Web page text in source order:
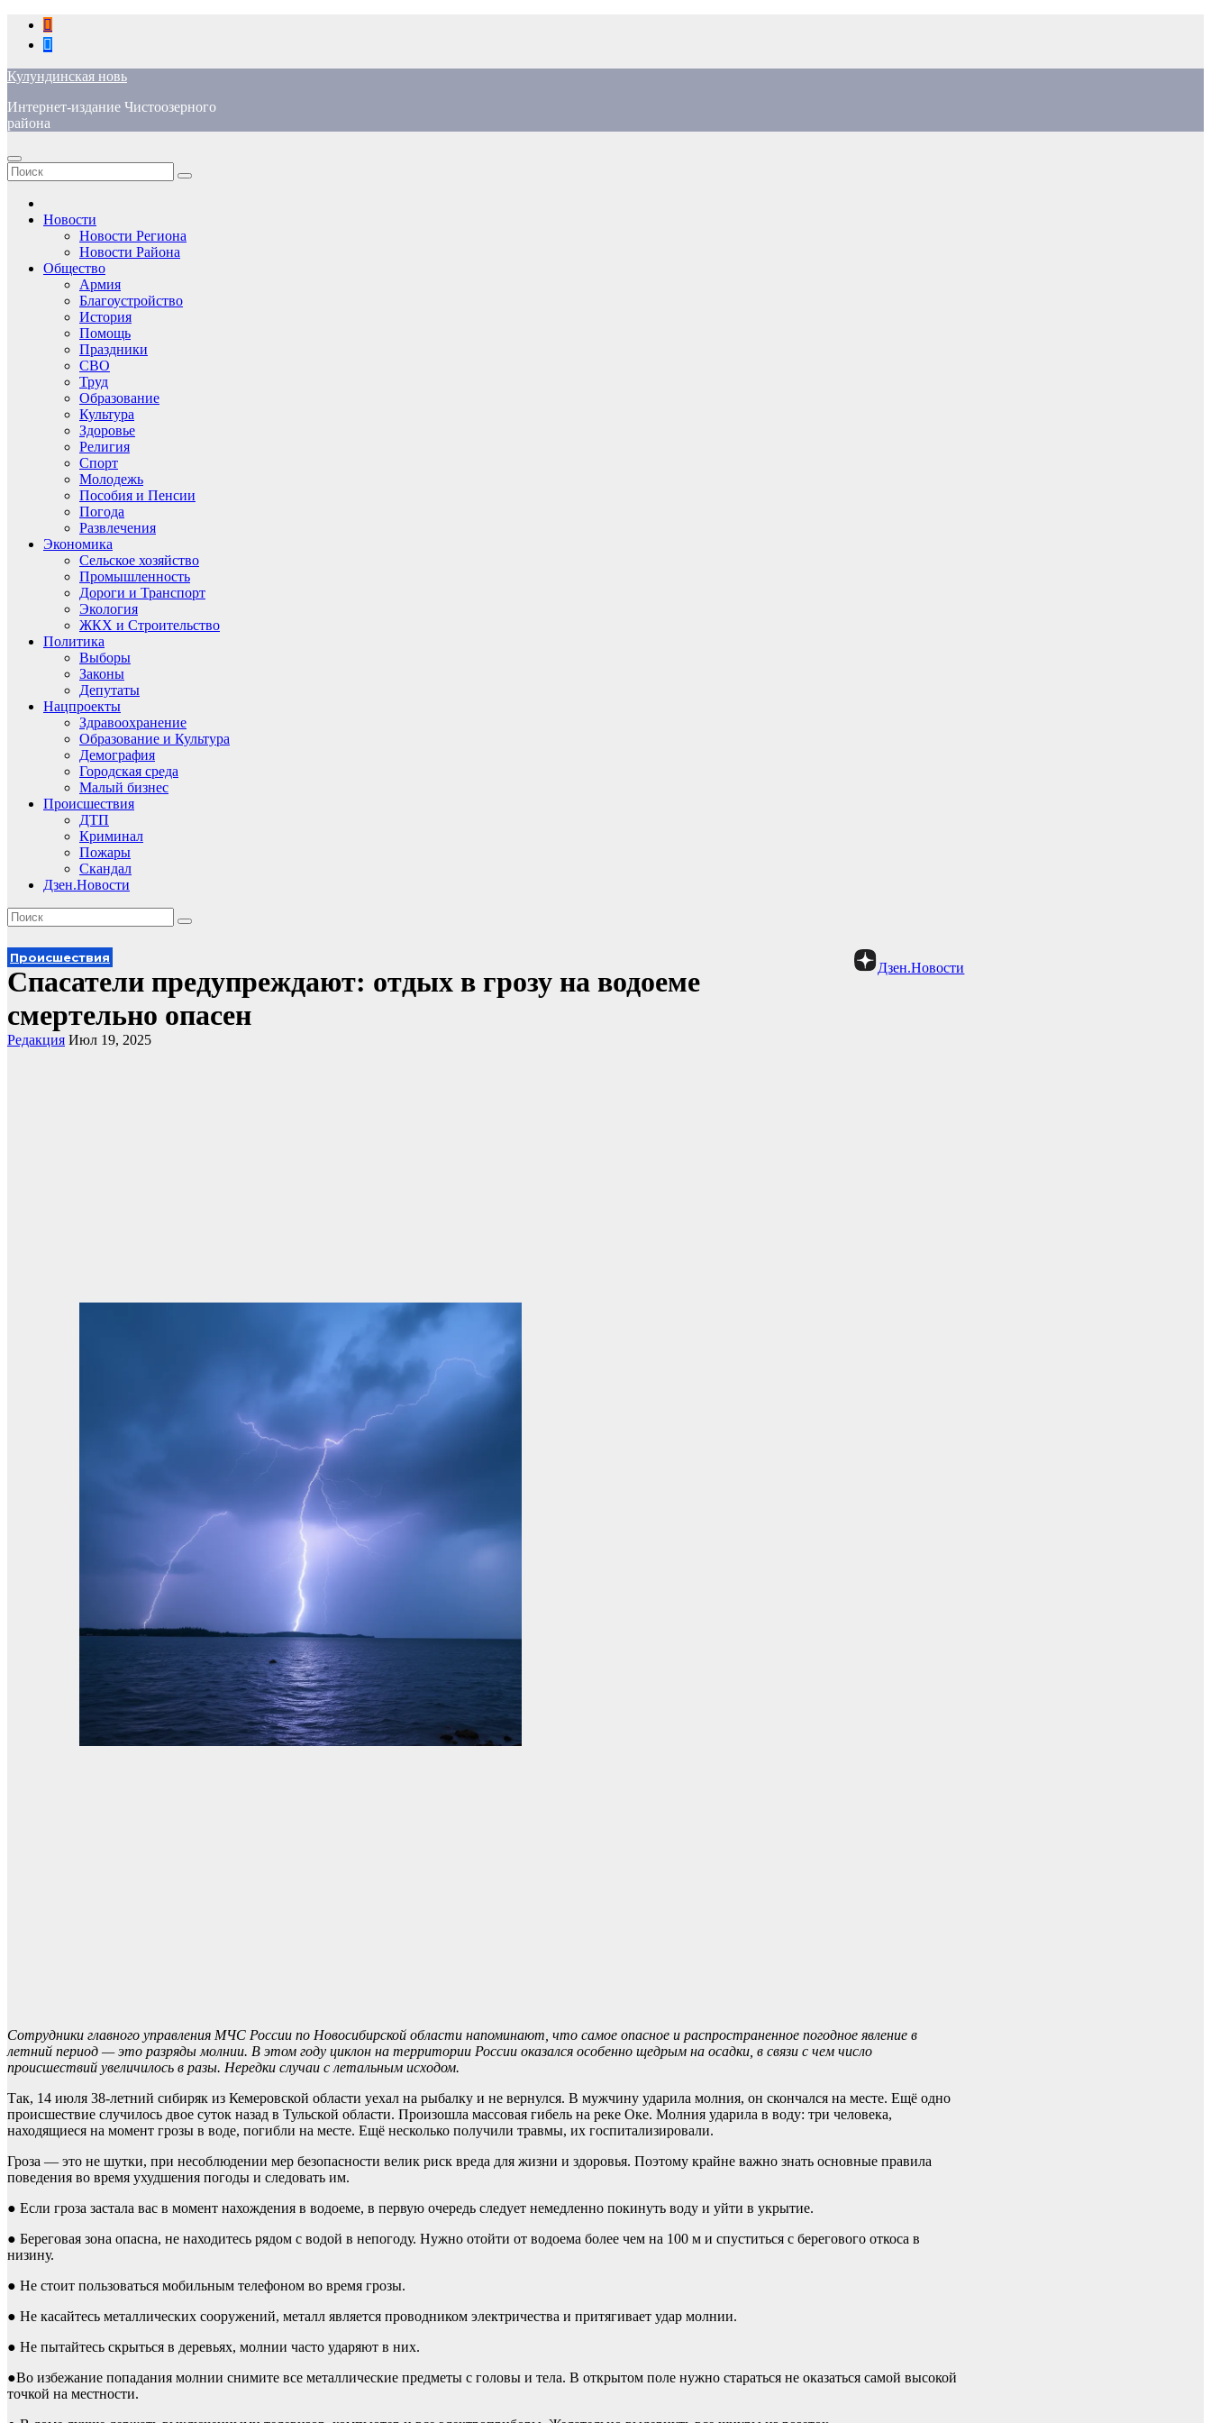
Перейти
содержимому
Кулундинская новь
Интернет-издание Чистоозерного
района
Новости
Новости Региона
Новости Района
Общество
Армия
Благоустройство
История
Помощь
Праздники
СВО
Труд
Образование
Культура
Здоровье
Религия
Спорт
Молодежь
Пособия и Пенсии
Погода
Развлечения
Экономика
Сельское хозяйство
Промышленность
Дороги и Транспорт
Экология
ЖКХ и Строительство
Политика
Выборы
Законы
Депутаты
Нацпроекты
Здравоохранение
Образование и Культура
Демография
Городская среда
Малый бизнес
Происшествия
ДТП
Криминал
Пожары
Скандал
Дзен.Новости
Дзен.Новости
Происшествия
Спасатели предупреждают: отдых в грозу на водоеме
смертельно опасен
Редакция Июл 19, 2025
Сотрудники главного управления МЧС России по Новосибирской области напоминают, что самое опасное и распространенное погодное явление в
летний период — это разряды молнии. В этом году циклон на территории России оказался особенно щедрым на осадки, в связи с чем число
происшествий увеличилось в разы. Нередки случаи с летальным исходом.
Так, 14 июля 38-летний сибиряк из Кемеровской области уехал на рыбалку и не вернулся. В мужчину ударила молния, он скончался на месте. Ещё одно
происшествие случилось двое суток назад в Тульской области. Произошла массовая гибель на реке Оке. Молния ударила в воду: три человека,
находящиеся на момент грозы в воде, погибли на месте. Ещё несколько получили травмы, их госпитализировали.
Гроза — это не шутки, при несоблюдении мер безопасности велик риск вреда для жизни и здоровья. Поэтому крайне важно знать основные правила
поведения во время ухудшения погоды и следовать им.
● Если гроза застала вас в момент нахождения в водоеме, в первую очередь следует немедленно покинуть воду и уйти в укрытие.
● Береговая зона опасна, не находитесь рядом с водой в непогоду. Нужно отойти от водоема более чем на 100 м и спуститься с берегового откоса в
низину.
● Не стоит пользоваться мобильным телефоном во время грозы.
● Не касайтесь металлических сооружений, металл является проводником электричества и притягивает удар молнии.
● Не пытайтесь скрыться в деревьях, молнии часто ударяют в них.
●Во избежание попадания молнии снимите все металлические предметы с головы и тела. В открытом поле нужно стараться не оказаться самой высокой
точкой на местности.